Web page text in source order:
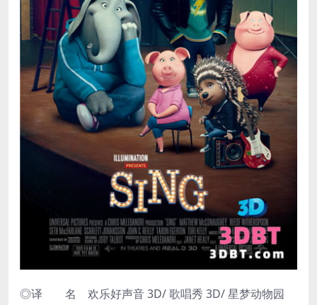
◎译 名 欢乐好声音 3D/ 歌唱秀 3D/ 星梦动物园